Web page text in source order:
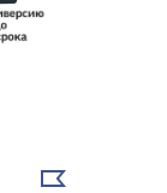
Выбрать